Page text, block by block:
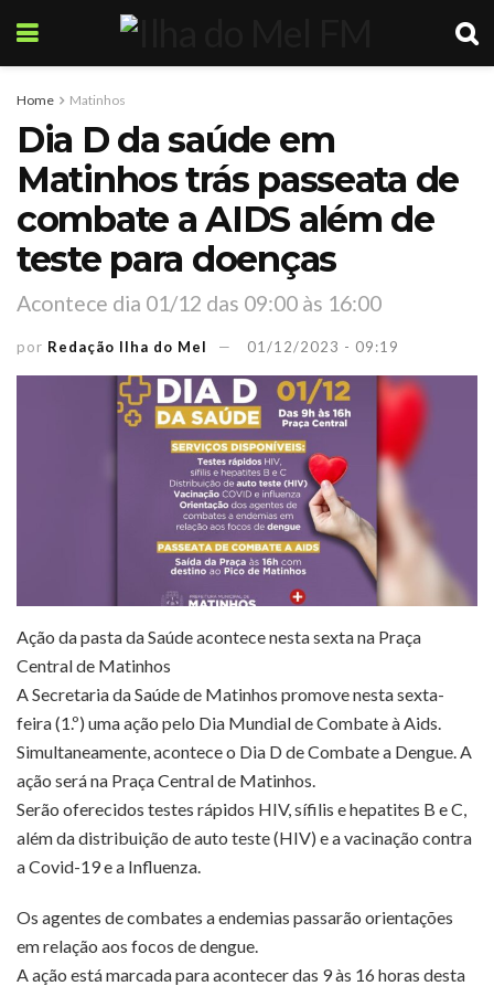
Home Matinhos
Dia D da saúde em
Matinhos trás passeata de
combate a AIDS além de
teste para doenças
Acontece dia 01/12 das 09:00 às 16:00
por Redação Ilha do Mel 01/12/2023 - 09:19
Ação da pasta da Saúde acontece nesta sexta na Praça
Central de Matinhos
A Secretaria da Saúde de Matinhos promove nesta sexta-
feira (1.º) uma ação pelo Dia Mundial de Combate à Aids.
Simultaneamente, acontece o Dia D de Combate a Dengue. A
ação será na Praça Central de Matinhos.
Serão oferecidos testes rápidos HIV, sífilis e hepatites B e C,
além da distribuição de auto teste (HIV) e a vacinação contra
a Covid-19 e a Influenza.
Os agentes de combates a endemias passarão orientações
em relação aos focos de dengue.
A ação está marcada para acontecer das 9 às 16 horas desta